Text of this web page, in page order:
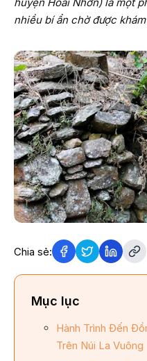
nhiều bí ẩn chờ được
Chia sẻ:
Mục lục
Hành Trình Đến
Trên Núi La Vuông